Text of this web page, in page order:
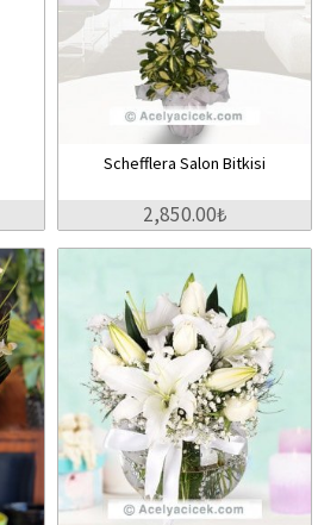
Schefflera Salon Bitkisi
2,850.00₺